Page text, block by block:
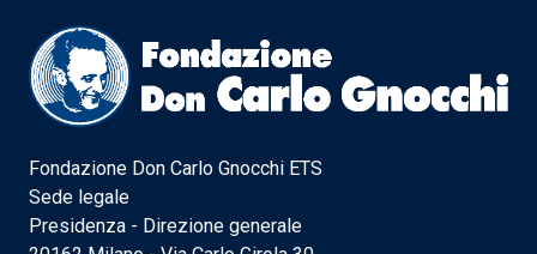
Fondazione Don Carlo Gnocchi ETS
Sede legale
Presidenza - Direzione generale